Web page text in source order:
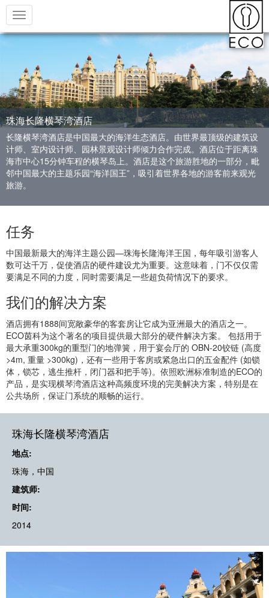
Toggle
navigation
珠海长隆横琴湾酒店
长隆横琴湾酒店是中国最大的海洋生态酒店。由世界最顶级的建筑设
计师、室内设计师、园林景观设计师倾力合作完成。酒店位于距离珠
海市中心15分钟车程的横琴岛上。酒店是这个旅游胜地的一部分，毗
邻中国最大的主题乐园“海洋国王”，吸引着世界各地的游客前来观光
旅游。
任务
中国最新最大的海洋主题公园—珠海长隆海洋王国，每年吸引游客人
数可达千万，促使酒店的硬件建设尤为重要。这意味着，门不仅仅需
要满足不同的力度，同时需要满足一些超负荷情况下的要求。
我们的解决方案
酒店拥有1888间宽敞豪华的客套房让它成为亚洲最大的酒店之一。
ECO茵科为这个著名的项目提供最大部分的硬件解决方案。 包括用于
最大承重300kg的重型门的地弹簧，用于宴会厅的 OBN-20铰链 (高度
>4m, 重量 >300kg)，还有一些用于客房或紧急出口的五金配件 (如锁
体，锁芯，逃生推杆，闭门器和把手等)。依照欧洲标准制造的ECO的
产品，是实现横琴湾酒店这种高频度环境的完美解决方案，特别是在
公共场所，保证门系统的顺畅的运行。
珠海长隆横琴湾酒店
地点:
珠海，中国
建筑师:
时间:
2014